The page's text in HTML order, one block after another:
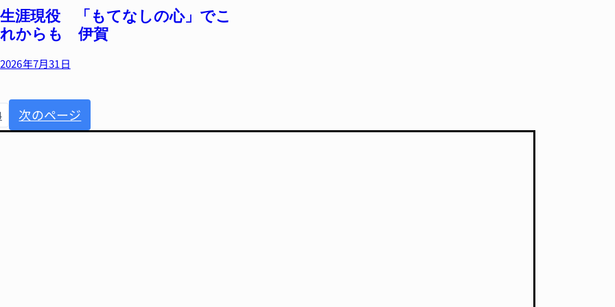
生涯現役 「もてなしの心」でこ
れからも 伊賀
2026年7月31日
次のページ